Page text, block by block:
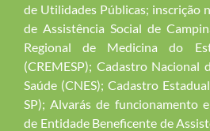
de Utilidades Públicas; inscrição
de Assistência Social de
Regional de Medicina do
(CREMESP); Cadastro Nacional
Saúde (CNES); Cadastro
SP); Alvarás de funcionamento
de Entidade Beneficente de